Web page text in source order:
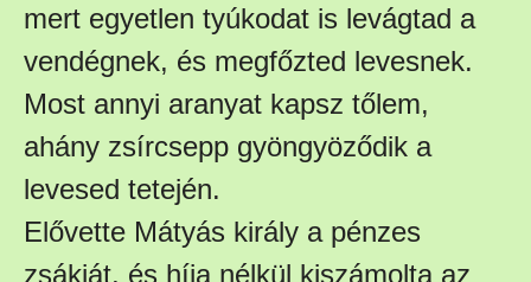
mert egyetlen tyúkodat is levágtad a
vendégnek, és megfőzted levesnek.
Most annyi aranyat kapsz tőlem,
ahány zsírcsepp gyöngyöződik a
levesed tetején.
Elővette Mátyás király a pénzes
zsákját, és híja nélkül kiszámolta az